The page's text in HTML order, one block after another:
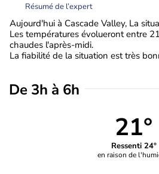
Résumé de l’expert
Aujourd'hui à Cascade Valley, La
Les températures évolueront entre
chaudes l'après-midi.
La fiabilité de la situation est très
De 3h à 6h
21°
Ressenti 24°
en raison de